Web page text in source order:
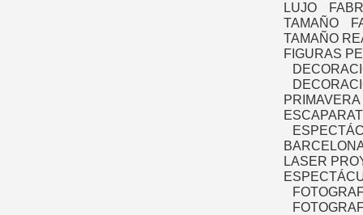
LUJO
TAMAÑO
TAMAÑO
FIGURAS
PRIMAVERA
LASER